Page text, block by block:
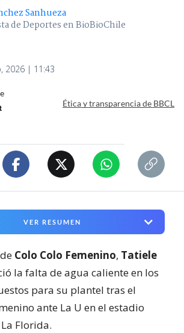
Sanhueza
de Deportes en BioBioChile
2026 | 11:43
Ética y transparencia de BBCL
VER RESUMEN
Colo Colo Femenino, Tatiele
la falta de agua caliente en los
para su plantel tras el
ante La U en el estadio
Florida.